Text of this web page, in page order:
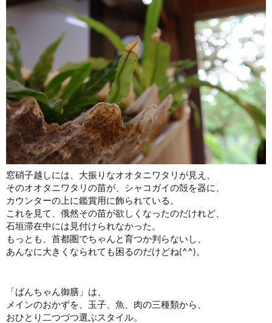
窓硝子越しには、大振りなオオタニワタリが見え、
そのオオタニワタリの苗が、シャコガイの殻を器に、
カウンターの上に鑑賞用に飾られている。
これを見て、俄然その苗が欲しくなったのだけれど、
石垣滞在中には見付けられなかった。
もっとも、首都圏でちゃんと育つか判らないし、
あんなに大きくなられても困るのだけどね(^^)。
「ばんちゃん御膳」は、
メインのおかずを、玉子、魚、肉の三種類から、
おひとり二つづつ選ぶスタイル。